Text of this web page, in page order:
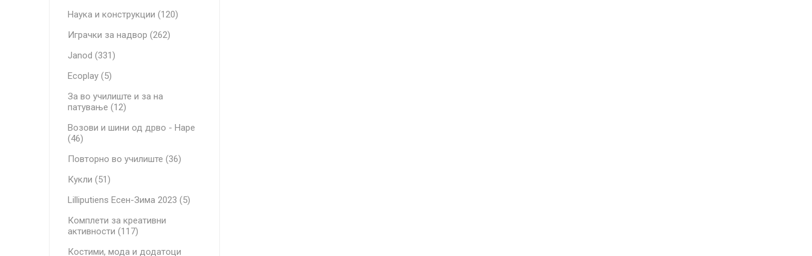
Наука и конструкции (120)
Играчки за надвор (262)
Janod (331)
Ecoplay (5)
За во училиште и за на
патување (12)
Возови и шини од дрво - Hape
(46)
Повторно во училиште (36)
Кукли (51)
Lilliputiens Есен-Зима 2023 (5)
Комплети за креативни
активности (117)
Костими, мода и додатоци